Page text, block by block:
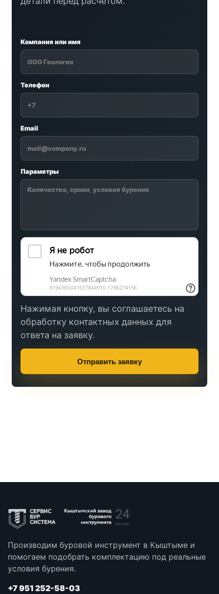
Компания или имя
Телефон
Email
Параметры
Нажимая кнопку, вы соглашаетесь на
обработку контактных данных для
ответа на заявку.
Отправить заявку
Производим буровой инструмент в Кыштыме и
помогаем подобрать комплектацию под реальные
условия бурения.
+7 951 252-58-03